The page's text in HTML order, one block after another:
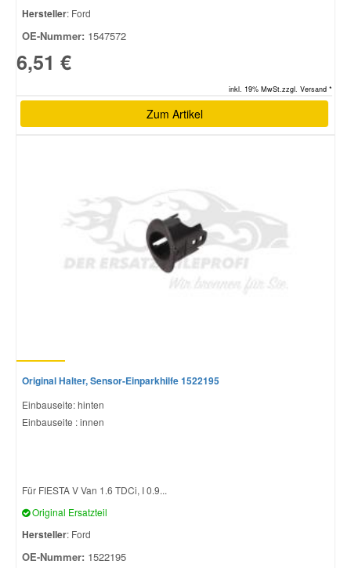
Hersteller: Ford
OE-Nummer: 1547572
6,51 €
inkl. 19% MwSt.zzgl. Versand *
Zum Artikel
Original Halter, Sensor-Einparkhilfe 1522195
Einbauseite: hinten
Einbauseite : innen
Für FIESTA V Van 1.6 TDCi, I 0.9...
Original Ersatzteil
Hersteller: Ford
OE-Nummer: 1522195